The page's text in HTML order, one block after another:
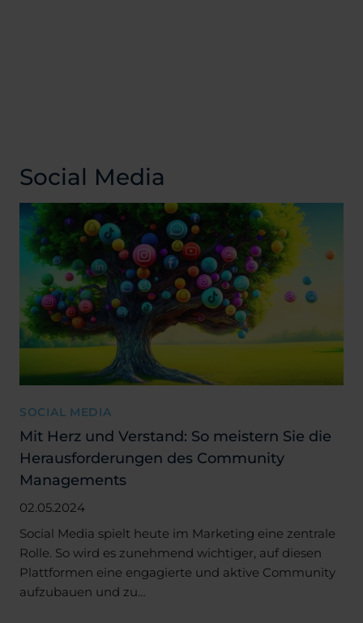
Social Media
SOCIAL MEDIA
Mit Herz und Verstand: So meistern Sie die
Herausforderungen des Community
Managements
02.05.2024
Social Media spielt heute im Marketing eine zentrale
Rolle. So wird es zunehmend wichtiger, auf diesen
Plattformen eine engagierte und aktive Community
aufzubauen und zu…